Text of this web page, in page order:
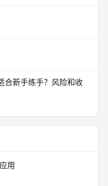
合新手练手？风险和收
用